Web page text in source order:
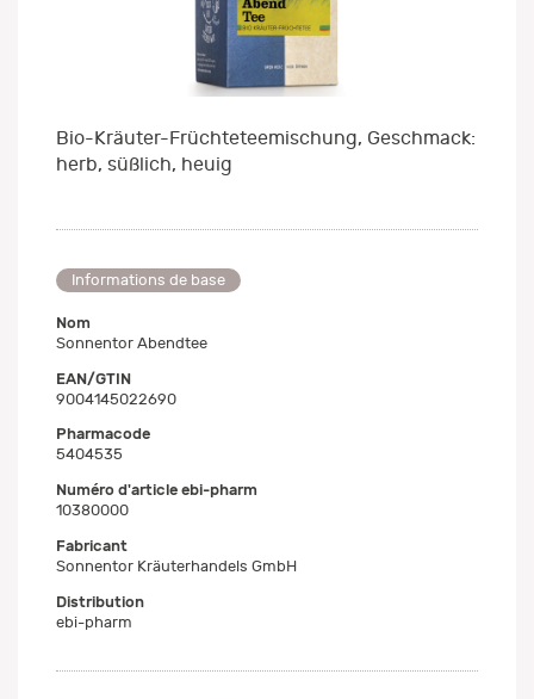
Bio-Kräuter-Früchteteemischung, Geschmack:
herb, süßlich, heuig
Informations de base
Nom
Sonnentor Abendtee
EAN/GTIN
9004145022690
Pharmacode
5404535
Numéro d'article ebi-pharm
10380000
Fabricant
Sonnentor Kräuterhandels GmbH
Distribution
ebi-pharm